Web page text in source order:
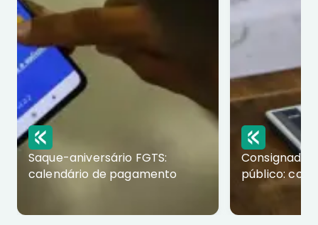
Saque-aniversário FGTS:
calendário de pagamento
Consignado
público: